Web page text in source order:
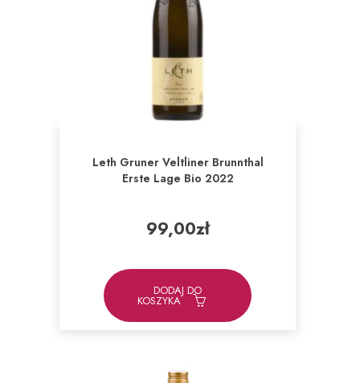
Leth Gruner Veltliner Brunnthal
Erste Lage Bio 2022
99,00zł
DODAJ DO
KOSZYKA